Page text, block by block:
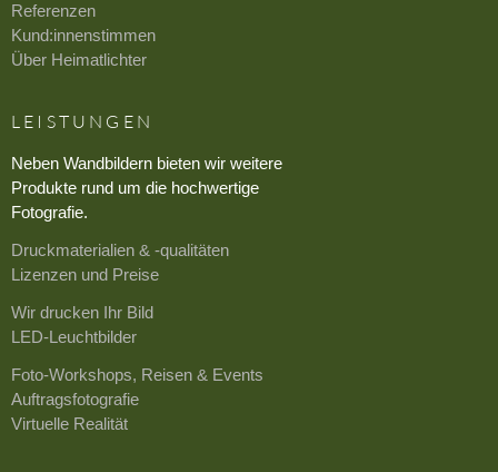
Referenzen
Kund:innenstimmen
Über Heimatlichter
LEISTUNGEN
Neben Wandbildern bieten wir weitere
Produkte rund um die hochwertige
Fotografie.
Druckmaterialien & -qualitäten
Lizenzen und Preise
Wir drucken Ihr Bild
LED-Leuchtbilder
Foto-Workshops, Reisen & Events
Auftragsfotografie
Virtuelle Realität